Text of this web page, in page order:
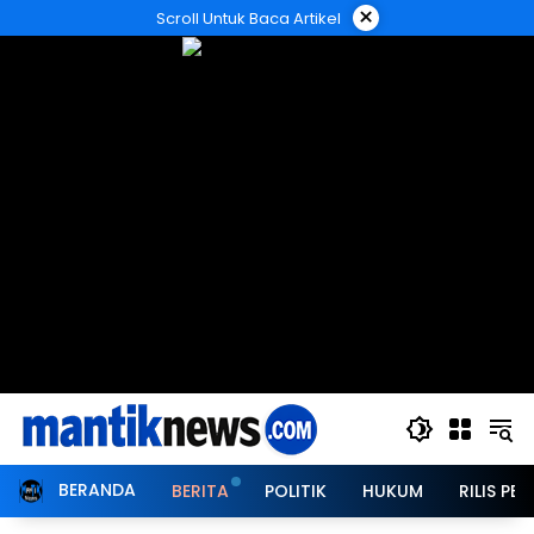
ke
Scroll Untuk Baca Artikel ×
BERANDA BERITA POLITIK HUKUM RILIS